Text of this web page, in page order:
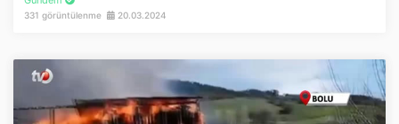
331 görüntülenme 20.03.2024